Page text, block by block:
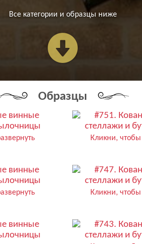
Все категории и образцы ниже
Образцы
Кликни, чтобы
Кликни, чтобы